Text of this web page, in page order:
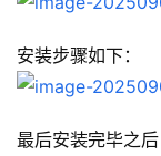
安装步骤如下：
最后安装完毕之